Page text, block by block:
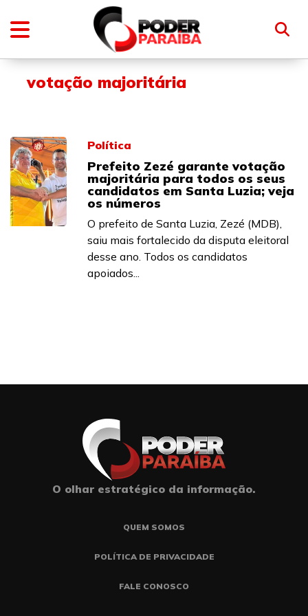
votação majoritária
Política
Prefeito Zezé garante votação
majoritária para todos os seus
candidatos em Santa Luzia; veja
os números
O prefeito de Santa Luzia, Zezé (MDB),
saiu mais fortalecido da disputa eleitoral
desse ano. Todos os candidatos
apoiados...
O olhar estratégico da informação.
QUEM SOMOS
POLÍTICA DE PRIVACIDADE
FALE CONOSCO